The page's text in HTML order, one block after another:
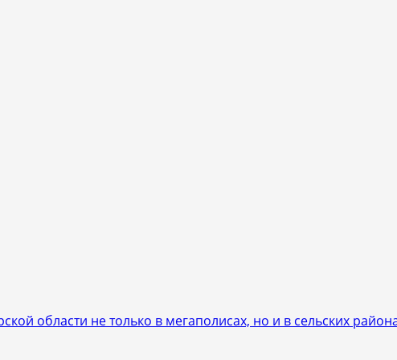
области не только в мегаполисах, но и в сельских